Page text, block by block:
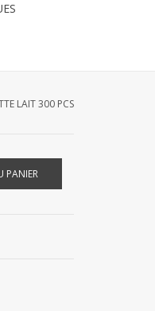
LAIT 300 PCS
PANIER